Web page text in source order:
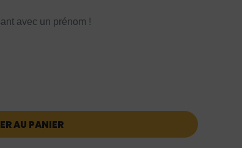
avec un prénom !
AU PANIER